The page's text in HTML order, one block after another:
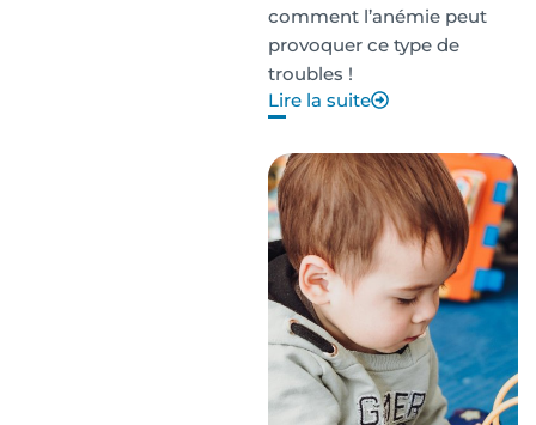
comment l’anémie peut
provoquer ce type de
troubles !
Lire la suite